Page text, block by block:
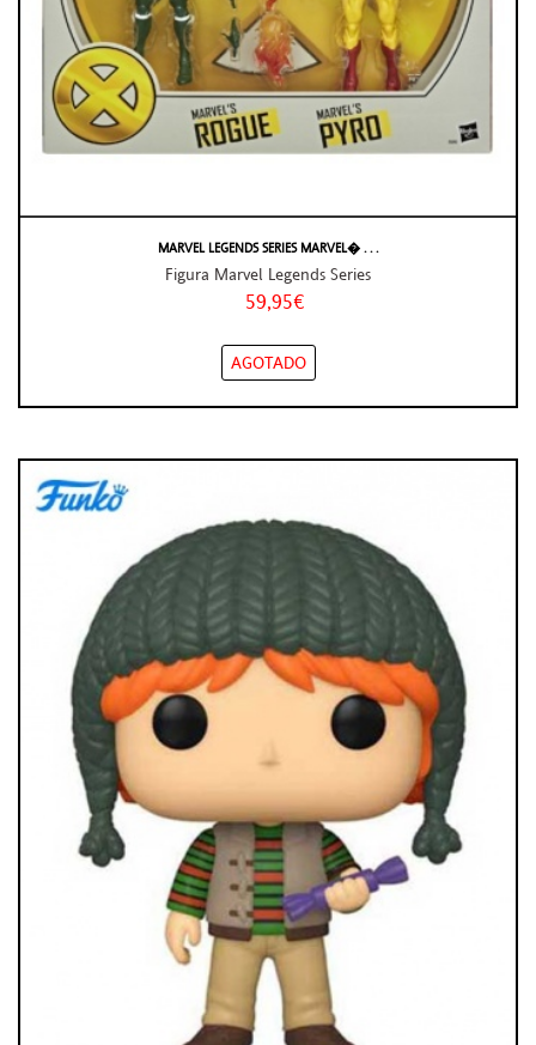
MARVEL LEGENDS SERIES MARVEL� . . .
Figura Marvel Legends Series
59,95€
AGOTADO